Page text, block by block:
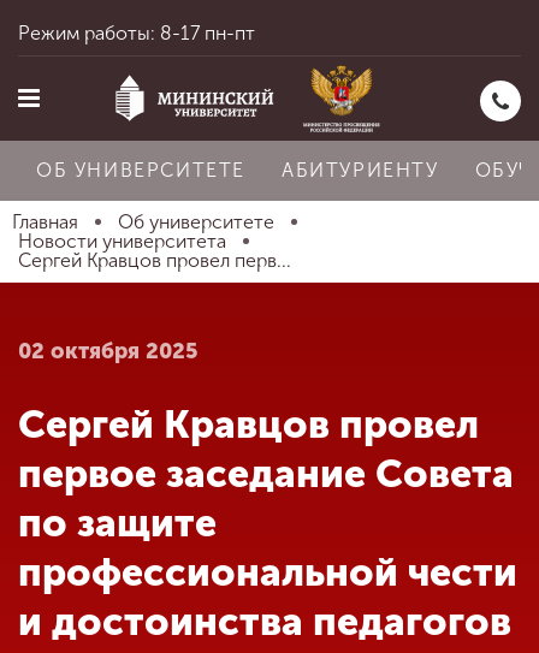
Главная
Абитуриенту
Обучение
Наука
Режим работы: 8-17 пн-пт
ОБ УНИВЕРСИТЕТЕ АБИТУРИЕНТУ
Главная
Об университете
Новости университета
Сергей Кравцов провел перв...
02 октября 2025
Сергей Кравцов провел
первое заседание Совета
по защите
профессиональной чести
и достоинства педагогов